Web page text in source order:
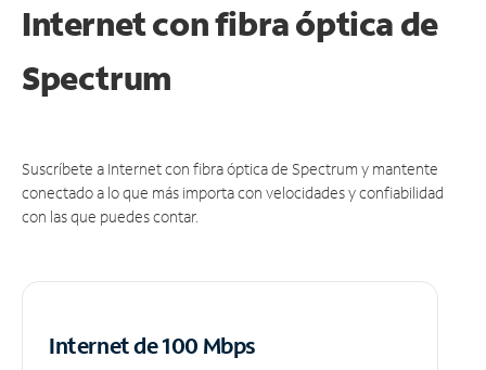
Internet con fibra óptica de
Spectrum
Suscríbete a Internet con fibra óptica de Spectrum y mantente
conectado a lo que más importa con velocidades y confiabilidad
con las que puedes contar.
Internet de 100 Mbps